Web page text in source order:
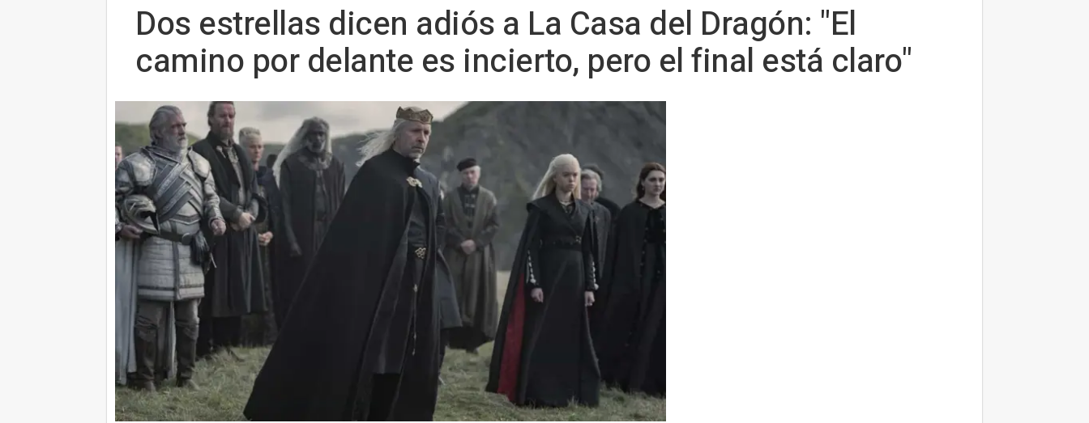
Dos estrellas dicen adiós a La Casa del Dragón: "El
camino por delante es incierto, pero el final está claro"